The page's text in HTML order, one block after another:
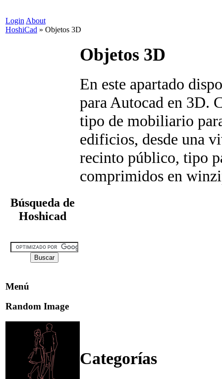
Login About
HoshiCad » Objetos 3D
Búsqueda de
Hoshicad
Menú
Random Image
Objetos 3D
En este apartado
para Autocad en 3D.
tipo de mobiliario
edificios, desde una
recinto público, tipo
comprimidos en
Categorías